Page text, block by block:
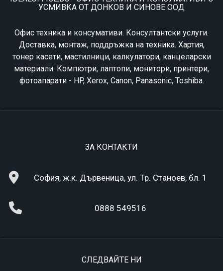
УСМИВКА ОТ ДОНКОВ И СИНОВЕ ООД
Офис техника и консумативи. Консултантски услуги.
Доставка, монтаж, поддръжка на техника. Хартия,
тонер касети, мастилници, калкулатори, канцеларски
материали. Компютри, лаптопи, монитори, принтери,
фотоапарати - HP, Xerox, Canon, Panasonic, Toshiba.
ЗА КОНТАКТИ
София, ж.к. Дървеница, ул. Тр. Станоев, бл. 1
0888 549516
СЛЕДВАЙТЕ НИ